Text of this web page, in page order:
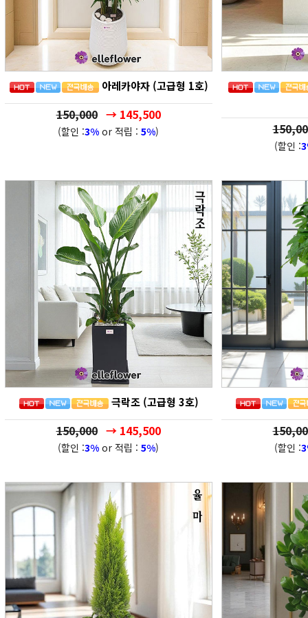
아레카야자 (고급형 1호)
150,000 → 145,500
(할인 :3% or 적립 : 5%)
(할인 :
극락조 (고급형 3호)
150,000 → 145,500
(할인 :3% or 적립 : 5%) (할인 :